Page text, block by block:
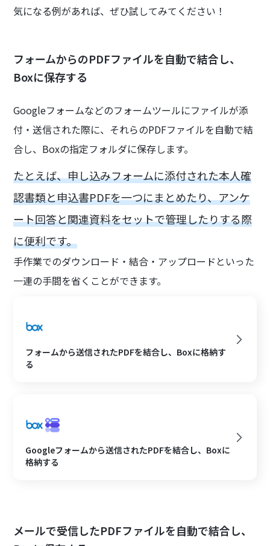
気になる例があれば、ぜひ試してみてください！
フォームからのPDFファイルを自動で結合し、
Boxに保存する
Googleフォームなどのフォームツールにファイルが添
付・送信された際に、それらのPDFファイルを自動で結
合し、Boxの指定フォルダに保存します。
たとえば、申し込みフォームに添付された本人確
認書類と申込書PDFを一つにまとめたり、アンケ
ート回答と関連資料をセットで管理したりする際
に便利です。
手作業でのダウンロード・結合・アップロードといった
一連の手間を省くことができます。
フォームから送信されたPDFを結合し、Boxに格納す
る
Googleフォームから送信されたPDFを結合し、Boxに
格納する
メールで受信したPDFファイルを自動で結合し、